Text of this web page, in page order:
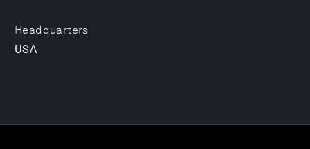
Headquarters
USA